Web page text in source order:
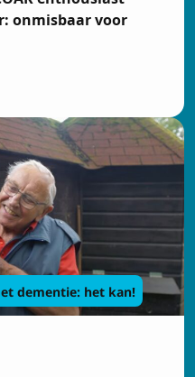
onmisbaar voor
dementie: het kan!